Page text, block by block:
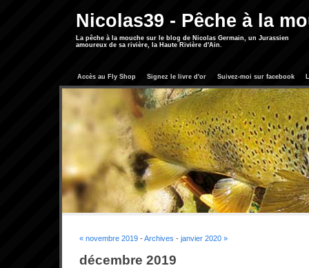
Nicolas39 - Pêche à la
La pêche à la mouche sur le blog de Nicolas Germain, un Jurassien
amoureux de sa rivière, la Haute Rivière d'Ain.
Accès au Fly Shop Signez le livre d'or Suivez-moi sur facebook
« novembre 2019 -Archives - janvier 2020 »
décembre 2019